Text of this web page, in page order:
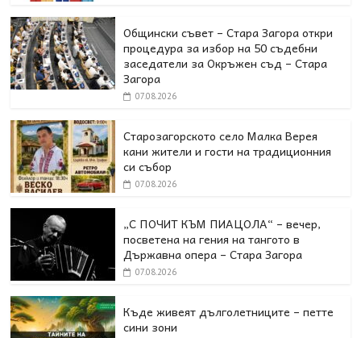
Общински съвет – Стара Загора откри
процедура за избор на 50 съдебни
заседатели за Окръжен съд – Стара
Загора
07.08.2026
Старозагорското село Малка Верея
кани жители и гости на традиционния
си събор
07.08.2026
„С ПОЧИТ КЪМ ПИАЦОЛА“ – вечер,
посветена на гения на тангото в
Държавна опера – Стара Загора
07.08.2026
Къде живеят дълголетниците – петте
сини зони